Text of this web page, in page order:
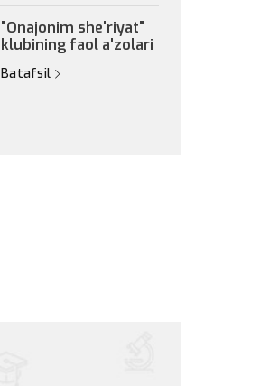
"Onajonim she'riyat"
klubining faol a'zolari
Batafsil